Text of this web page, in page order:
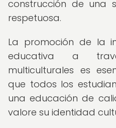
construcción de una
respetuosa.
La promoción de la
educativa a
multiculturales es
que todos los
una educación de
valore su identidad